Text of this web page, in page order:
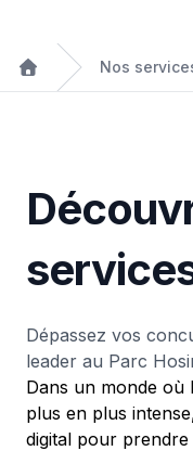
Nos
Dépassez vos
leader au Parc
Dans un monde où
plus en plus
digital pour